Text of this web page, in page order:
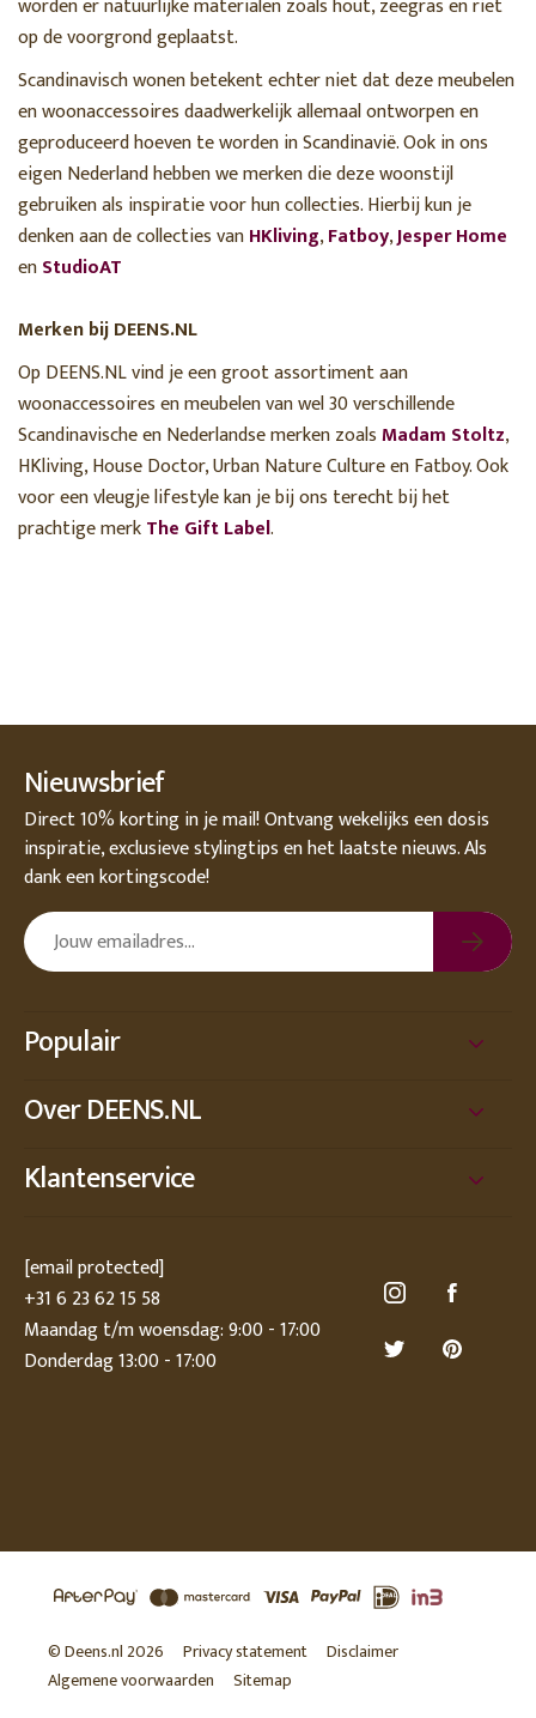
worden er natuurlijke materialen zoals hout, zeegras en riet
op de voorgrond geplaatst.
Scandinavisch wonen betekent echter niet dat deze meubelen
en woonaccessoires daadwerkelijk allemaal ontworpen en
geproduceerd hoeven te worden in Scandinavië. Ook in ons
eigen Nederland hebben we merken die deze woonstijl
gebruiken als inspiratie voor hun collecties. Hierbij kun je
denken aan de collecties vanHKliving,Fatboy,Jesper Home
enStudioAT
Merken bij DEENS.NL
Op DEENS.NL vind je een groot assortiment aan
woonaccessoires en meubelen van wel 30 verschillende
Scandinavische en Nederlandse merken zoalsMadam Stoltz,
HKliving, House Doctor, Urban Nature Culture en Fatboy. Ook
voor een vleugje lifestyle kan je bij ons terecht bij het
prachtige merkThe Gift Label.
Nieuwsbrief
Direct 10% korting in je mail! Ontvang wekelijks een dosis
inspiratie, exclusieve stylingtips en het laatste nieuws. Als
dank een kortingscode!
Populair
Over DEENS.NL
Klantenservice
[email protected]
+31 6 23 62 15 58
Maandag t/m woensdag: 9:00 - 17:00
Donderdag 13:00 - 17:00
© Deens.nl 2026 Privacy statement
Disclaimer
Algemene voorwaarden
Sitemap